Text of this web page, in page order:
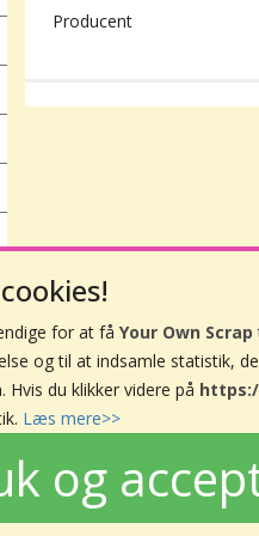
Producent
for at fåYour Own Scrap
og til at indsamle statistik,
Hvis du klikker videre på
Læs mere>>
og